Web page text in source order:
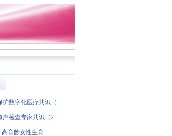
数字化医疗共识（...
检查专家共识（2...
育龄女性生育...